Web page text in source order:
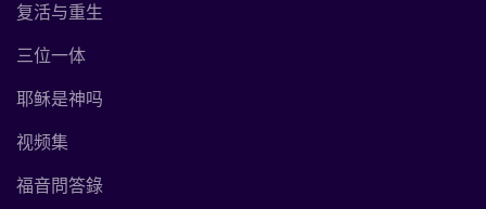
复活与重生
三位一体
耶稣是神吗
视频集
福音問答錄